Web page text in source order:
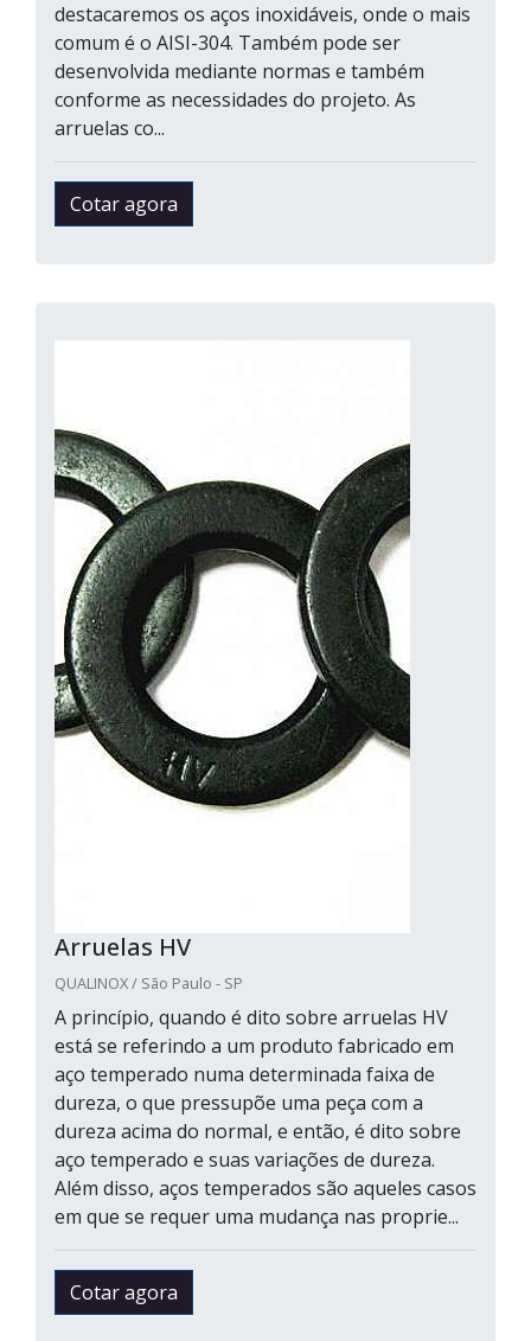
destacaremos os aços inoxidáveis, onde o mais
comum é o AISI-304. Também pode ser
desenvolvida mediante normas e também
conforme as necessidades do projeto. As
arruelas co...
Cotar agora
Arruelas HV
QUALINOX / São Paulo - SP
A princípio, quando é dito sobre arruelas HV
está se referindo a um produto fabricado em
aço temperado numa determinada faixa de
dureza, o que pressupõe uma peça com a
dureza acima do normal, e então, é dito sobre
aço temperado e suas variações de dureza.
Além disso, aços temperados são aqueles casos
em que se requer uma mudança nas proprie...
Cotar agora